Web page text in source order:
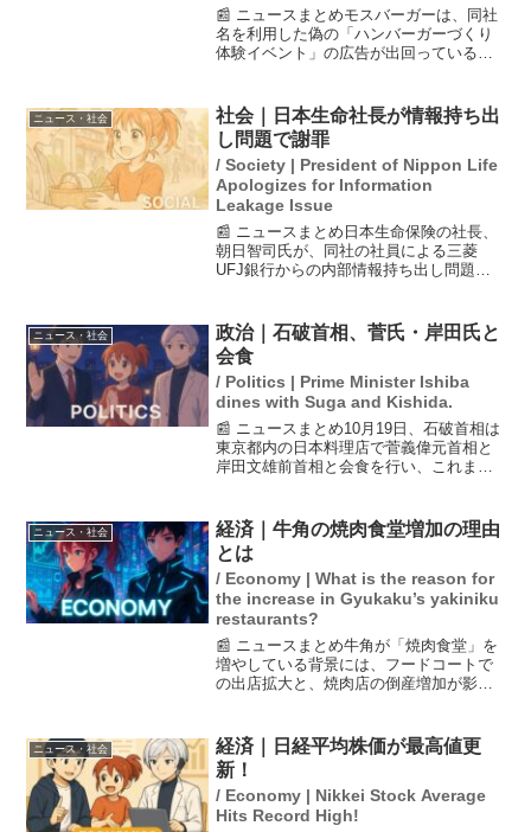
📰 ニュースまとめモスバーガーは、同社
名を利用した偽の「ハンバーガーづくり
体験イベント」の広告が出回っていると
ていない」と明言し、広告をクリックし
ないよう警告した。最...
ニュース・社会
社会｜日本生命社長が情報持ち出
し問題で謝罪
/ Society | President of Nippon Life
Apologizes for Information
Leakage Issue
📰 ニュースまとめ日本生命保険の社長、
朝日智司氏が、同社の社員による三菱
UFJ銀行からの内部情報持ち出し問題に
持ち出し、自社の営業活動に利用してい
たことが明らかになりま...
ニュース・社会
政治｜石破首相、菅氏・岸田氏と
会食
/ Politics | Prime Minister Ishiba
dines with Suga and Kishida.
📰 ニュースまとめ10月19日、石破首相は
東京都内の日本料理店で菅義偉元首相と
岸田文雄前首相と会食を行い、これまで
ったもので、政治的な意味合いも含まれ
ていると考えられま...
ニュース・社会
経済｜牛角の焼肉食堂増加の理由
とは
/ Economy | What is the reason for
the increase in Gyukaku’s yakiniku
restaurants?
📰 ニュースまとめ牛角が「焼肉食堂」を
増やしている背景には、フードコートで
の出店拡大と、焼肉店の倒産増加が影響
で、2026年中には100店舗を超えること
が予想され...
ニュース・社会
経済｜日経平均株価が最高値更
新！
/ Economy | Nikkei Stock Average
Hits Record High!